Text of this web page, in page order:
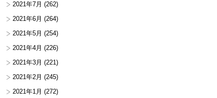
2021年7月 (262)
2021年6月 (264)
2021年5月 (254)
2021年4月 (226)
2021年3月 (221)
2021年2月 (245)
2021年1月 (272)